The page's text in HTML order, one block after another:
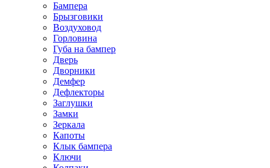
Бампера
Брызговики
Воздуховод
Горловина
Губа на бампер
Дверь
Дворники
Демфер
Дефлекторы
Заглушки
Замки
Зеркала
Капоты
Клык бампера
Ключи